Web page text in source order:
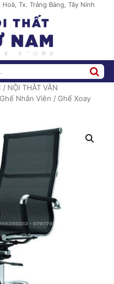
Tx. Trảng Bàng, Tây Ninh
/ NỘI THÂT VĂN
Ghế Nhân Viên / Ghế Xoay